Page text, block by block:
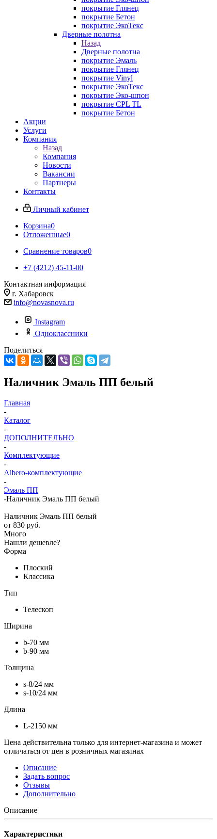
покрытие Глянец
покрытие Бетон
покрытие ЭкоТекс
Дверные полотна
Назад
Дверные полотна
покрытие Эмаль
покрытие Глянец
покрытие Vinyl
покрытие ЭкоТекс
покрытие Эко-шпон
покрытие CPL TL
покрытие Бетон
Акции
Услуги
Компания
Назад
Компания
Новости
Вакансии
Партнеры
Контакты
Личный кабинет
Корзина0
Отложенные0
Сравнение товаров0
+7 (4212) 45-11-00
Контактная информация
г. Хабаровск
info@novasnova.ru
Instagram
Одноклассники
Поделиться
Наличник Эмаль ПП белый
Главная
-
Каталог
-
ДОПОЛНИТЕЛЬНО
-
Комплектующие
-
Albero-комплектующие
-
Эмаль ПП
-Наличник Эмаль ПП белый
Наличник Эмаль ПП белый
от 830 руб.
Много
Нашли дешевле?
Форма
Плоский
Классика
Тип
Телескоп
Ширина
b-70 мм
b-90 мм
Толщина
s-8/24 мм
s-10/24 мм
Длина
L-2150 мм
Цена действительна только для интернет-магазина и может
отличаться от цен в розничных магазинах
Описание
Задать вопрос
Отзывы
Дополнительно
Описание
Характеристики